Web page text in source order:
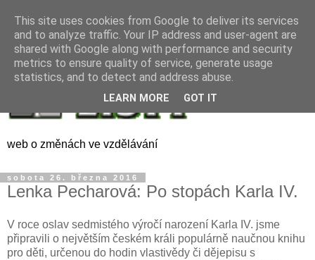
web o změnách ve vzdělávání
sobota 26. března 2016
Lenka Pecharová: Po stopách Karla IV.
V roce oslav sedmistého výročí narození Karla IV. jsme
připravili o největším českém králi populárně naučnou knihu
pro děti, určenou do hodin vlastivědy či dějepisu s
This site uses cookies from Google to deliver its services
and to analyze traffic. Your IP address and user-agent are
shared with Google along with performance and security
metrics to ensure quality of service, generate usage
statistics, and to detect and address abuse.
LEARN MORE GOT IT